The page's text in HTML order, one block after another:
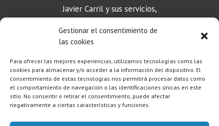
Gestionar el consentimiento de
las cookies
Para ofrecer las mejores experiencias, utilizamos tecnologías como las
cookies para almacenar y/o acceder a la información del dispositivo. El
consentimiento de estas tecnologías nos permitirá procesar datos como
el comportamiento de navegación o las identificaciones únicas en este
sitio. No consentir o retirar el consentimiento, puede afectar
negativamente a ciertas características y funciones.
Javier Carril y sus servicios,
CONTACTO